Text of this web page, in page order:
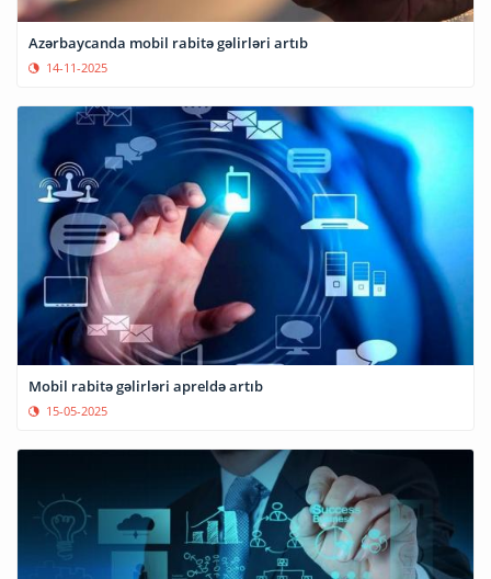
Azərbaycanda mobil rabitə gəlirləri artıb
14-11-2025
Mobil rabitə gəlirləri apreldə artıb
15-05-2025